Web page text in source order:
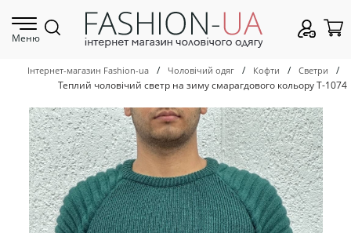
Меню
Інтернет-магазин Fashion-ua / Чоловічий одяг / Кофти / Светри
/
Теплий чоловічий светр на зиму смарагдового кольору Т-1074